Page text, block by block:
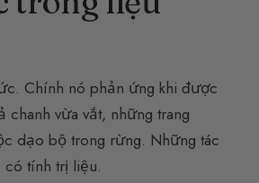
Chính nó phản ứng khi được
vừa vắt, những trang
dạo bộ trong rừng. Những tác
tính trị liệu.